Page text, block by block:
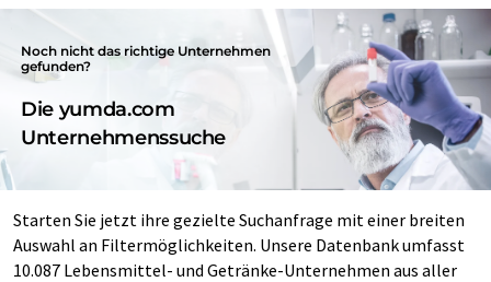
Noch nicht das richtige Unternehmen
gefunden?
Die yumda.com
Unternehmenssuche
Starten Sie jetzt ihre gezielte Suchanfrage mit einer breiten
Auswahl an Filtermöglichkeiten. Unsere Datenbank umfasst
10.087 Lebensmittel- und Getränke-Unternehmen aus aller